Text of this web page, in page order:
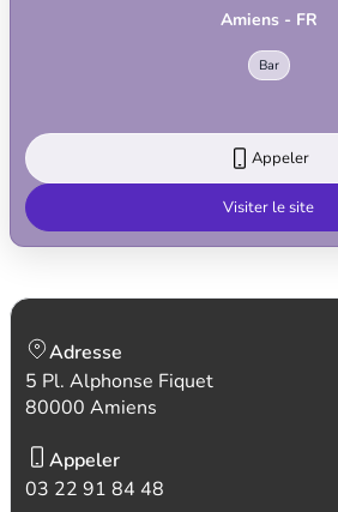
Amiens - FR
Bar
Appeler
Visiter le site
Adresse
5 Pl. Alphonse Fiquet
80000 Amiens
Appeler
03 22 91 84 48